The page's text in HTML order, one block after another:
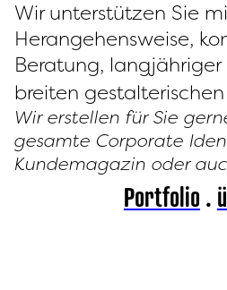
Wir unterstützen Sie
Herangehensweise,
Beratung, langjähriger
breiten
Wir erstellen für Sie
gesamte Corporate
Kundemagazin oder
Portfolio .